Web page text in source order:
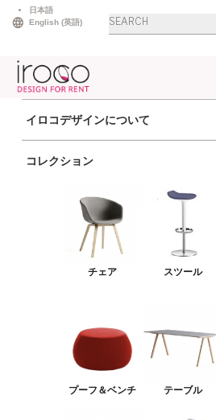
日本語
English (英語)
商
品
イロコデザインについて
コレクション
チェア スツール
プーフ＆ベンチ テーブル
ラウンジチェア＆ソファ
LEDファニチャー